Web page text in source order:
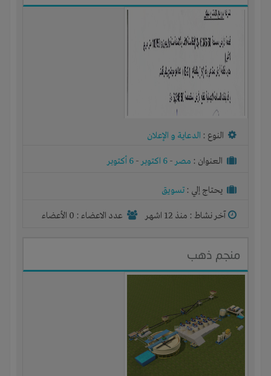
النوع : الدعاية و الإعلان
العنوان : مصر- 6 اكتوبر - 6 أكتوبر
يحتاج إلي : تسويق
آخر نشاط : منذ 12 اشهر عدد الاعضاء : 0 الأعضاء
منجم ذهب